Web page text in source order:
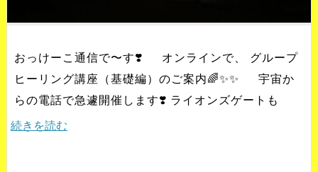
おっけーこ通信で〜す❣️ オンラインで、 グループ
ヒーリング講座（基礎編）のご案内🌈✨✨ 宇宙か
らの電話で急遽開催します❣️ ライオンズゲートも
続きを読む